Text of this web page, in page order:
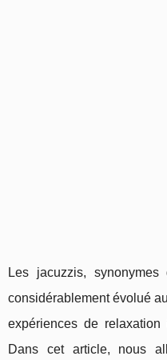
Les jacuzzis,
considérablement évolué
expériences de
Dans cet article, nous